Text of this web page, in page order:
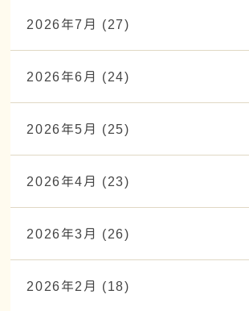
2026年7月 (27)
2026年6月 (24)
2026年5月 (25)
2026年4月 (23)
2026年3月 (26)
2026年2月 (18)